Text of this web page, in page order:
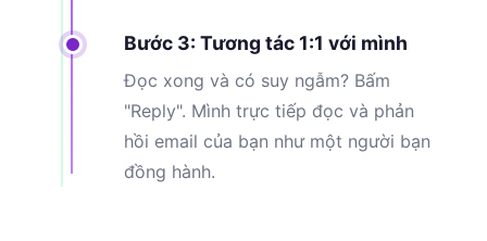
Bước 3: Tương tác 1:1 với mình
Đọc xong và có suy ngẫm? Bấm
"Reply". Mình trực tiếp đọc và phản
hồi email của bạn như một người bạn
đồng hành.